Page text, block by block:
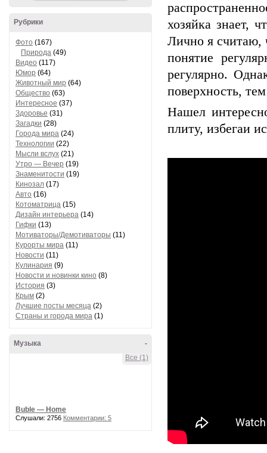
Рубрики
Фото (167)
Природа (49)
Видео (117)
Юмор (64)
Животный мир (64)
Общество (63)
Интересное (37)
Здоровье (31)
Загадки (28)
Города мира (24)
Технологии (22)
Мысли вслух (21)
Утро — Вечер (19)
Знаменитости (19)
Кинозал (17)
Авто (16)
Котоматрица (15)
Дизайн интерьера (14)
Гифки (13)
Мотиваторы/Демотиваторы (11)
Курорты мира (11)
Новости (11)
Кулинария (9)
Новости и новинки кино (8)
История (3)
Крым (2)
Лучшие посты месяца (2)
Страны и города мира (1)
-
Музыка
Все (1)
Buble — Home
Слушали: 2756 Комментарии: 5
хозяйка знает,
Лично я считаю,
понятие
регулярно.
поверхность,
Нашел
плиту, избегаи